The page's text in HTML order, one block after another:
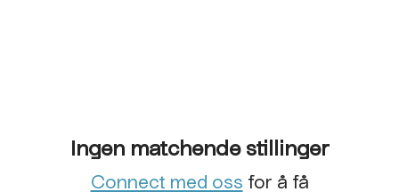
Ingen matchende stillinger
Connect med oss for å få